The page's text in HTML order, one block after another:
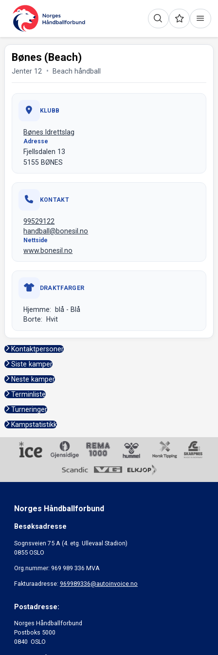
Bønes (Beach)
Jenter 12 Beach håndball
KLUBB
Bønes Idrettslag
Adresse
Fjellsdalen 13
5155 BØNES
KONTAKT
99529122
handball@bonesil.no
Nettside
www.bonesil.no
DRAKTFARGER
Hjemme: blå - Blå
Borte: Hvit
Kontaktpersoner
Siste kamper
Neste kamper
Terminliste
Turneringer
Kampstatistikk
Norges Håndballforbund
Besøksadresse
Sognsveien 75 A (4. etg. Ullevaal Stadion)
0855 OSLO
Org.nummer: 969 989 336 MVA
Fakturaadresse: 969989336@autoinvoice.no
Postadresse:
Norges Håndballforbund
Postboks 5000
0840 OSLO